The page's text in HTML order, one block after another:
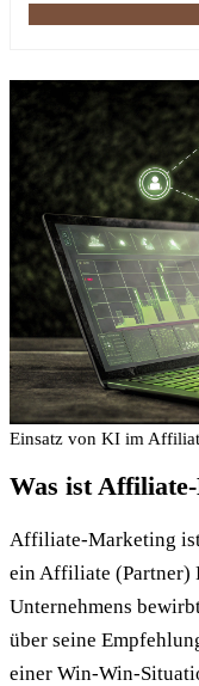
Einsatz von KI im
Was ist
Affiliate-Marketing
ein Affiliate (Partner)
Unternehmens
über seine
einer Win-Win-